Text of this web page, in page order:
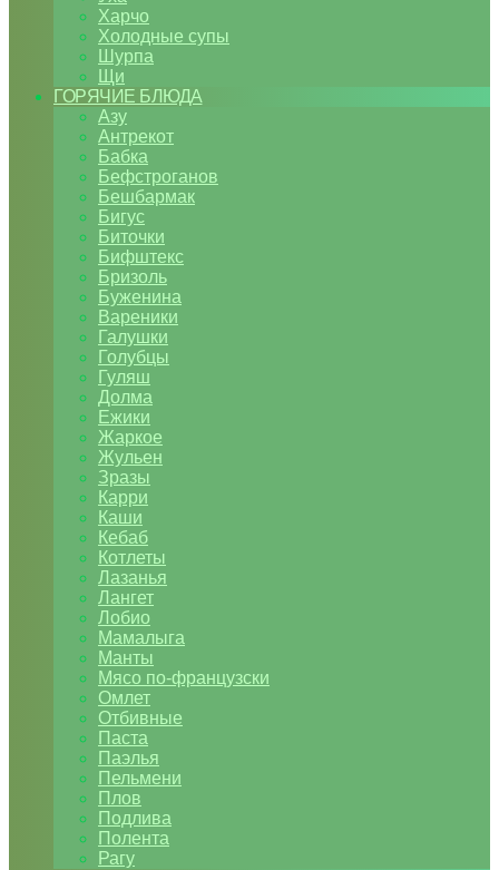
Харчо
Холодные супы
Шурпа
Щи
ГОРЯЧИЕ БЛЮДА
Азу
Антрекот
Бабка
Бефстроганов
Бешбармак
Бигус
Биточки
Бифштекс
Бризоль
Буженина
Вареники
Галушки
Голубцы
Гуляш
Долма
Ежики
Жаркое
Жульен
Зразы
Карри
Каши
Кебаб
Котлеты
Лазанья
Лангет
Лобио
Мамалыга
Манты
Мясо по-французски
Омлет
Отбивные
Паста
Паэлья
Пельмени
Плов
Подлива
Полента
Рагу